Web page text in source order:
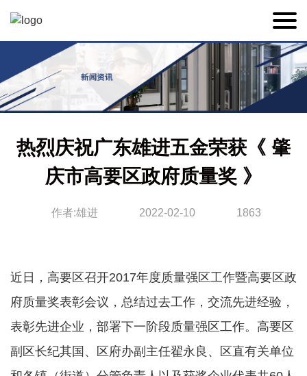
热烈庆祝广东雄进五金荣获《 肇
庆市高要区政府质量奖 》
作者:雄进 2022-02-10 1863
近日，高要区召开2017年度质量强区工作暨高要区政
府质量奖表彰会议，总结过去工作，交流先进经验，
表彰先进企业，部署下一阶段质量强区工作。高要区
副区长纪其国、区府办副主任翟永良、区直有关单位